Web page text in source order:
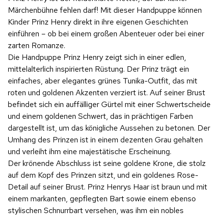
Märchenbühne fehlen darf! Mit dieser Handpuppe können
Kinder Prinz Henry direkt in ihre eigenen Geschichten
einführen – ob bei einem großen Abenteuer oder bei einer
zarten Romanze.
Die Handpuppe Prinz Henry zeigt sich in einer edlen,
mittelalterlich inspirierten Rüstung. Der Prinz trägt ein
einfaches, aber elegantes grünes Tunika-Outfit, das mit
roten und goldenen Akzenten verziert ist. Auf seiner Brust
befindet sich ein auffälliger Gürtel mit einer Schwertscheide
und einem goldenen Schwert, das in prächtigen Farben
dargestellt ist, um das königliche Aussehen zu betonen. Der
Umhang des Prinzen ist in einem dezenten Grau gehalten
und verleiht ihm eine majestätische Erscheinung.
Der krönende Abschluss ist seine goldene Krone, die stolz
auf dem Kopf des Prinzen sitzt, und ein goldenes Rose-
Detail auf seiner Brust. Prinz Henrys Haar ist braun und mit
einem markanten, gepflegten Bart sowie einem ebenso
stylischen Schnurrbart versehen, was ihm ein nobles